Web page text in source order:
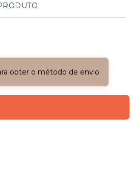
obter o método de envio